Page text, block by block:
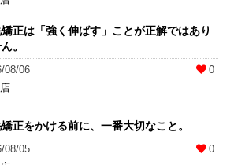
正は「強く伸ばす」ことが正解ではあり
。
08/06
0
正をかける前に、一番大切なこと。
08/05
0